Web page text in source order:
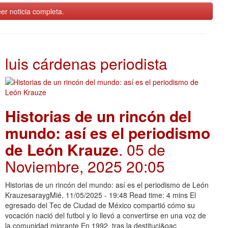
noticia completa.
luis cárdenas periodista
Historias de un rincón del
mundo: así es el periodismo
de León Krauze. 05 de
Noviembre, 2025 20:05
Historias de un rincón del mundo: así es el periodismo de León
KrauzesaraygMié, 11/05/2025 - 19:48 Read time: 4 mins El
egresado del Tec de Ciudad de México compartió cómo su
vocación nació del futbol y lo llevó a convertirse en una voz de
la comunidad migrante En 1992, tras la destituci&oac